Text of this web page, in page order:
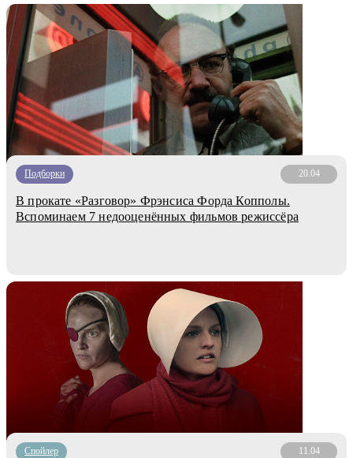
Подборки 20.04
В прокате «Разговор» Фрэнсиса Форда Копполы.
Вспоминаем 7 недооценённых фильмов режиссёра
Cпойлер 11.04